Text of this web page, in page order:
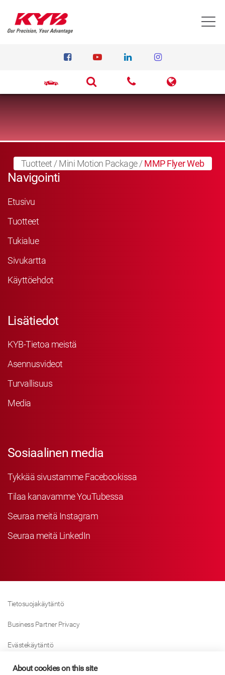
Tuotteet /Mini Motion Package/MMP Flyer Web
Navigointi
Etusivu
Tuotteet
Tukialue
Sivukartta
Käyttöehdot
Lisätiedot
KYB-Tietoa meistä
Asennusvideot
Turvallisuus
Media
Sosiaalinen media
Tykkää sivustamme Facebookissa
Tilaa kanavamme YouTubessa
Seuraa meitä Instagram
Seuraa meitä LinkedIn
Tietosuojakäytäntö
Business Partner Privacy
Evästekäytäntö
Modern Slavery Act Policy
About cookies on this site